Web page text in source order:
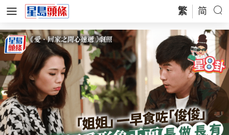
繁 简